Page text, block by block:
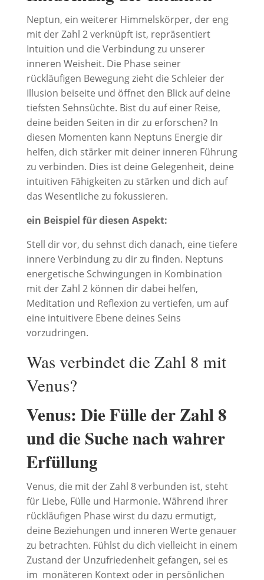
Neptun, ein weiterer Himmelskörper, der eng
mit der Zahl 2 verknüpft ist, repräsentiert
Intuition und die Verbindung zu unserer
inneren Weisheit. Die Phase seiner
rückläufigen Bewegung zieht die Schleier der
Illusion beiseite und öffnet den Blick auf deine
tiefsten Sehnsüchte. Bist du auf einer Reise,
deine beiden Seiten in dir zu erforschen? In
diesen Momenten kann Neptuns Energie dir
helfen, dich stärker mit deiner inneren Führung
zu verbinden. Dies ist deine Gelegenheit, deine
intuitiven Fähigkeiten zu stärken und dich auf
das Wesentliche zu fokussieren.
ein Beispiel für diesen Aspekt:
Stell dir vor, du sehnst dich danach, eine tiefere
innere Verbindung zu dir zu finden. Neptuns
energetische Schwingungen in Kombination
mit der Zahl 2 können dir dabei helfen,
Meditation und Reflexion zu vertiefen, um auf
eine intuitivere Ebene deines Seins
vorzudringen.
Was verbindet die Zahl 8 mit
Venus?
Venus: Die Fülle der Zahl 8
und die Suche nach wahrer
Erfüllung
Venus, die mit der Zahl 8 verbunden ist, steht
für Liebe, Fülle und Harmonie. Während ihrer
rückläufigen Phase wirst du dazu ermutigt,
deine Beziehungen und inneren Werte genauer
zu betrachten. Fühlst du dich vielleicht in einem
Zustand der Unzufriedenheit gefangen, sei es
im monäteren Kontext oder in persönlichen